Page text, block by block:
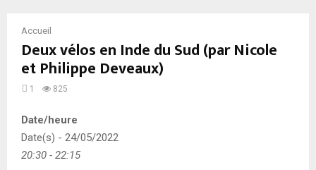
Accueil
Deux vélos en Inde du Sud (par Nicole
et Philippe Deveaux)
1 825
Date/heure
Date(s) - 24/05/2022
20:30 - 22:15